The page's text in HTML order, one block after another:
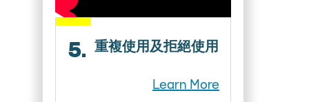
5. 重複使用及拒絕使用
Learn More